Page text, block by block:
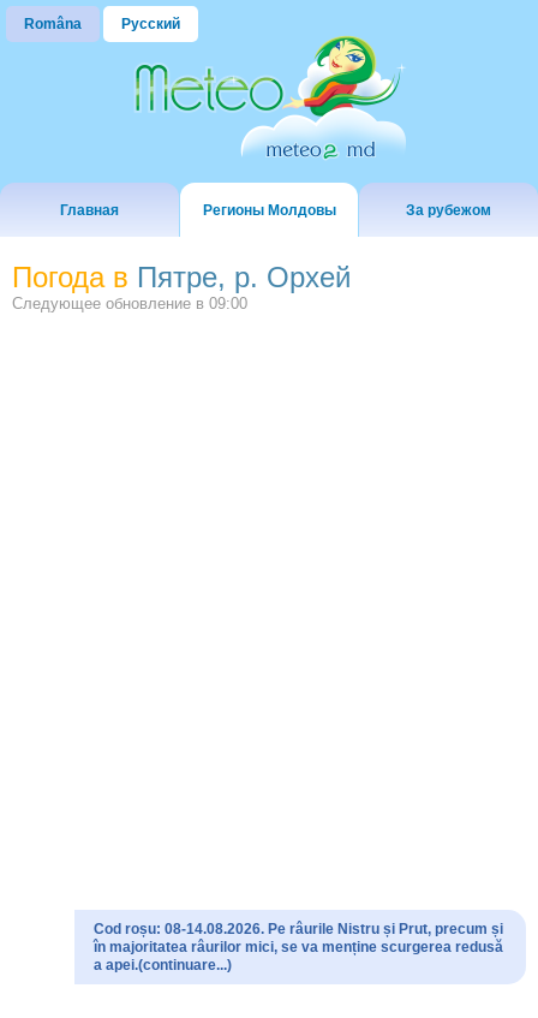
Româna Русский
Главная Регионы Молдовы За рубежом
Погода в Пятре, р. Орхей
Следующее обновление в 09:00
Cod roșu: 08-14.08.2026. Pe râurile Nistru și Prut, precum și
în majoritatea râurilor mici, se va menține scurgerea redusă
a apei.(continuare...)